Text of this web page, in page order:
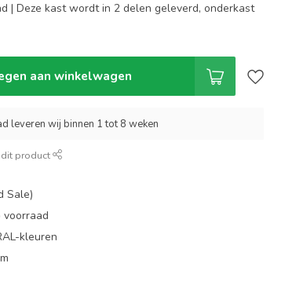
| Deze kast wordt in 2 delen geleverd, onderkast
aan winkelwagen
leveren wij binnen 1 tot 8 weken
dit product
Sale)
kleuren